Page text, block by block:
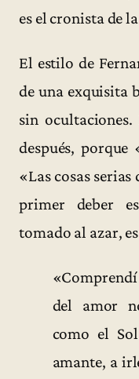
es el cronista de
El estilo de
de una exquisita
sin
después, porque
«Las cosas
primer deber
tomado al azar,
del amor
como el
amante, a